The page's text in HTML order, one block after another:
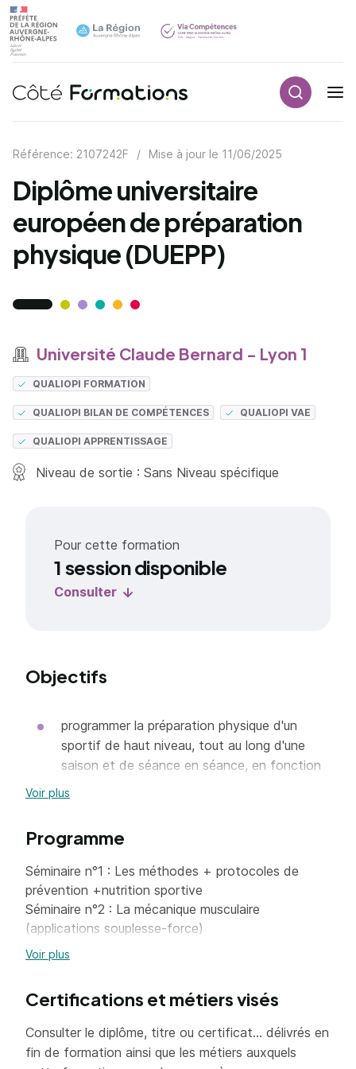
Navigation principale
Référence: 2107242F / Mise à jour le 11/06/2025
Diplôme universitaire
européen de préparation
physique (DUEPP)
Université Claude Bernard - Lyon 1
QUALIOPI FORMATION
QUALIOPI BILAN DE COMPÉTENCES QUALIOPI VAE
QUALIOPI APPRENTISSAGE
Niveau de sortie : Sans Niveau spécifique
Pour cette formation
1 session disponible
Consulter
Objectifs
programmer la préparation physique d'un
sportif de haut niveau, tout au long d'une
saison et de séance en séance, en fonction
choisir de façon opportune, les tests utiles,
nécessaires et adaptés aux besoins de la
spécialité sportive et des sportifs. Recueillir,
analyser et exploiter les données.
concevoir et mettre en oeuvre des séances
d'entretien et de développement des qualités
physiques en utilisant les méthodes adaptées
sportifs concernés et aux différents
concevoir, expliquer et réaliser un ensemble
Voir plus
Programme
Séminaire n°1 : Les méthodes + protocoles de
prévention +nutrition sportive
Séminaire n°2 : La mécanique musculaire
(applications souplesse-force)
Séminaire n°3 : L’entrainement intermittent et
récupération
Séminaire n°5 : La relation vitesse-force
Séminaire n°6 : L’actualisation des moyens
d’entrainement + mise à niveau
Voir plus
Certifications et métiers visés
Consulter le diplôme, titre ou certificat... délivrés en
fin de formation ainsi que les métiers auxquels